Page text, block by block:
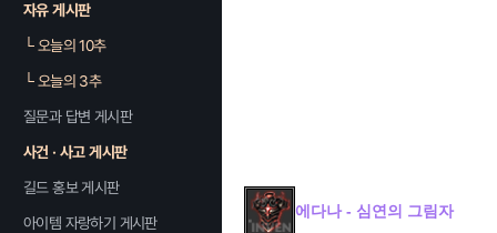
자유 게시판
└오늘의 10추
└오늘의 3추
질문과 답변 게시판
사건 · 사고 게시판
길드 홍보 게시판
아이템 자랑하기 게시판
에다나 - 심연의 그림자